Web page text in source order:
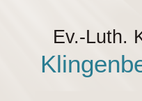
Ev.-Luth.